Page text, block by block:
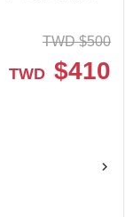
TWD $500
TWD $410